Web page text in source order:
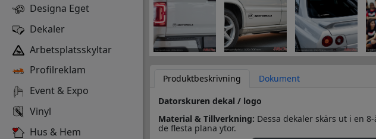
Designa Eget
Dekaler
Arbetsplatsskyltar
Profilreklam
Event & Expo
Vinyl
Hus & Hem
Produktbeskrivning
Dokument
Datorskuren dekal / logo
Material & Tillverkning: Dessa dekaler skärs ut i en
de flesta plana ytor.